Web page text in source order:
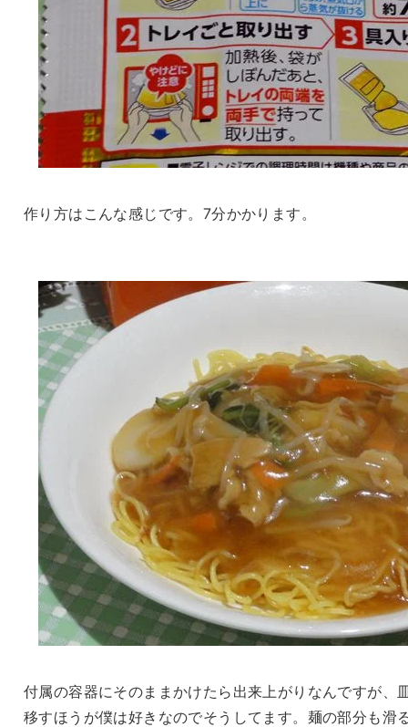
作り方はこんな感じです。7分かかります。
付属の容器にそのままかけたら出来上がりなんですが、
移すほうが僕は好きなのでそうしてます。麺の部分も滑